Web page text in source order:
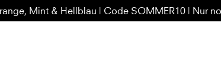
Mint & Hellblau | Code SOMMER10 | Nur